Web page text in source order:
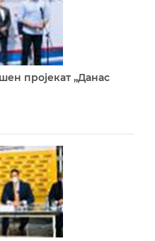
пројекат „Данас